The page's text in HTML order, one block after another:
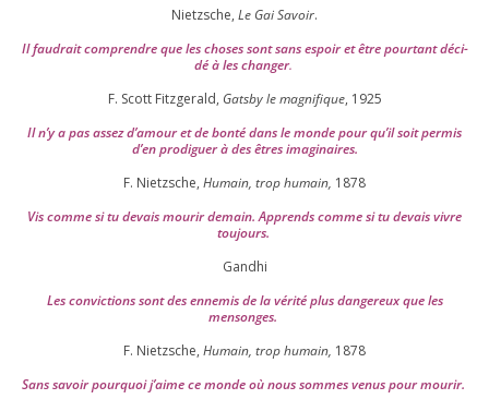
Nietzsche, Le Gai Savoir.
Il fau­drait com­prendre que les choses sont sans espoir et être pour­tant déci­
dé à les chan­ger.
F. Scott Fitzgerald, Gatsby le magni­fique, 1925
Il n’y a pas assez d’a­mour et de bon­té dans le monde pour qu’il soit per­mis
d’en pro­di­guer à des êtres imaginaires.
F. Nietzsche, Humain, trop humain, 1878
Vis comme si tu devais mou­rir demain. Apprends comme si tu devais vivre
toujours.
Gandhi
Les convic­tions sont des enne­mis de la véri­té plus dan­ge­reux que les
mensonges.
F. Nietzsche, Humain, trop humain, 1878
Sans savoir pour­quoi j’aime ce monde où nous sommes venus pour mourir.